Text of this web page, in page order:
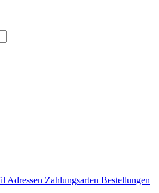
Adressen Zahlungsarten Bestellungen